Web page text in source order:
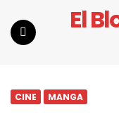
El
CINE MANGA